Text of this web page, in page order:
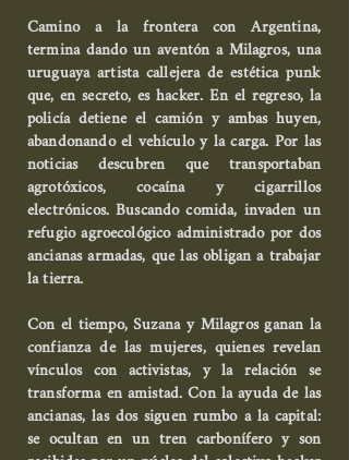
Camino a la frontera con Argentina,
termina dando un aventón a Milagros, una
uruguaya artista callejera de estética punk
que, en secreto, es hacker. En el regreso, la
policía detiene el camión y ambas huyen,
abandonando el vehículo y la carga. Por las
noticias descubren que transportaban
agrotóxicos, cocaína y cigarrillos
electrónicos. Buscando comida, invaden un
refugio agroecológico administrado por dos
ancianas armadas, que las obligan a trabajar
la tierra.
Con el tiempo, Suzana y Milagros ganan la
confianza de las mujeres, quienes revelan
vínculos con activistas, y la relación se
transforma en amistad. Con la ayuda de las
ancianas, las dos siguen rumbo a la capital:
se ocultan en un tren carbonífero y son